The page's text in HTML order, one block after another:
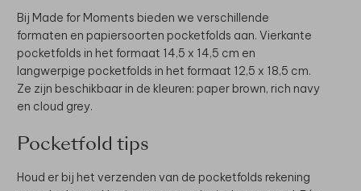
Bij Made for Moments bieden we verschillende
formaten en papiersoorten pocketfolds aan. Vierkante
pocketfolds in het formaat 14,5 x 14,5 cm en
langwerpige pocketfolds in het formaat 12,5 x 18,5 cm.
Ze zijn beschikbaar in de kleuren: paper brown, rich navy
en cloud grey.
Pocketfold tips
Houd er bij het verzenden van de pocketfolds rekening